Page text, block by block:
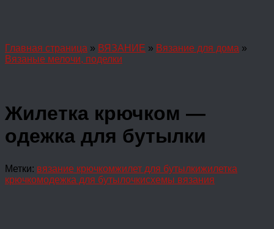
Главная страница » ВЯЗАНИЕ » Вязание для дома »
Вязаные мелочи, поделки
Жилетка крючком —
одежка для бутылки
Метки: вязание крючкомжилет для бутылкижилетка
крючкомодежка для бутылочкисхемы вязания